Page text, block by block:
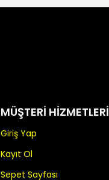
MÜŞTERİ HİZMETLERİ
Giriş Yap
Kayıt Ol
Sepet Sayfası